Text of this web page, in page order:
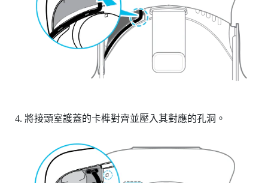
將接頭室護蓋的卡榫對齊並壓入其對應的孔洞。